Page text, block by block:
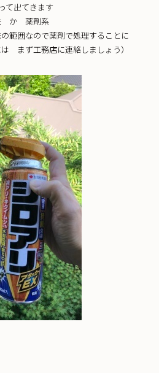
て出てきます
去 か 薬剤系
範囲なので薬剤で処理することに
まず工務店に連絡しましょう）